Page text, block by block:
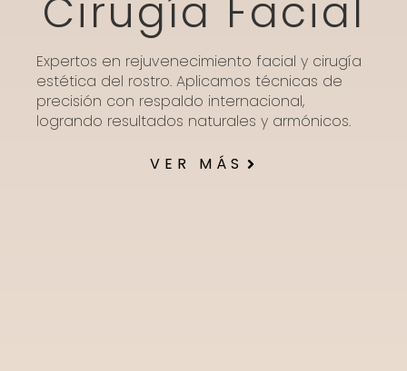
Cirugía Facial
Expertos en rejuvenecimiento facial y cirugía
estética del rostro. Aplicamos técnicas de
precisión con respaldo internacional,
logrando resultados naturales y armónicos.
VER MÁS